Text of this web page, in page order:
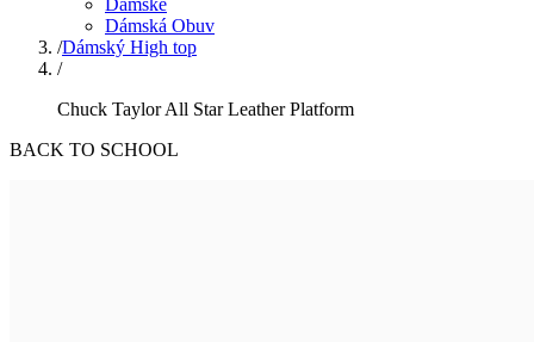
Dámské
Dámská Obuv
/Dámský High top
/
Chuck Taylor All Star Leather Platform
BACK TO SCHOOL